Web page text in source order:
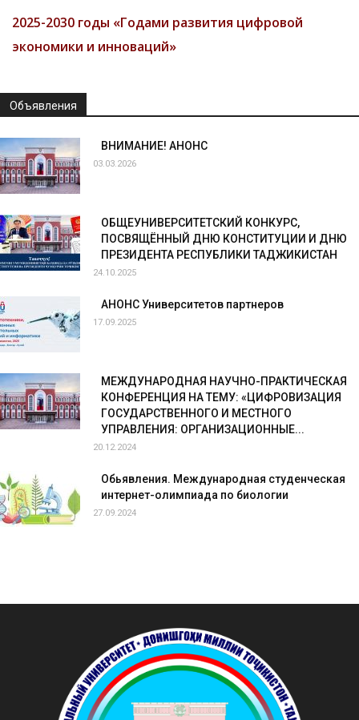
2025-2030 годы «Годами развития цифровой
экономики и инноваций»
Объявления
ВНИМАНИЕ! АНОНС
03.03.2026
ОБЩЕУНИВЕРСИТЕТСКИЙ КОНКУРС,
ПОСВЯЩЁННЫЙ ДНЮ КОНСТИТУЦИИ И ДНЮ
ПРЕЗИДЕНТА РЕСПУБЛИКИ ТАДЖИКИСТАН
24.10.2025
АНОНС Университетов партнеров
17.09.2025
МЕЖДУНАРОДНАЯ НАУЧНО-ПРАКТИЧЕСКАЯ
КОНФЕРЕНЦИЯ НА ТЕМУ: «ЦИФРОВИЗАЦИЯ
ГОСУДАРСТВЕННОГО И МЕСТНОГО
УПРАВЛЕНИЯ: ОРГАНИЗАЦИОННЫЕ...
20.12.2024
Обьявления. Международная студенческая
интернет-олимпиада по биологии
27.09.2024